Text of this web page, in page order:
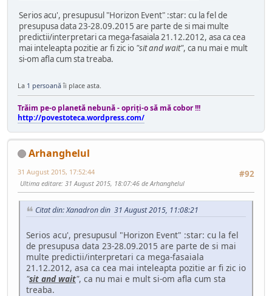
Serios acu', presupusul "Horizon Event" :star: cu la fel de
presupusa data 23-28.09.2015 are parte de si mai multe
predictii/interpretari ca mega-fasaiala 21.12.2012, asa ca cea
mai inteleapta pozitie ar fi zic io "sit and wait", ca nu mai e mult
si-om afla cum sta treaba.
La 1 persoanăîi place asta.
Trăim pe-o planetă nebună - opriţi-o să mă cobor !!!
http://povestoteca.wordpress.com/
Arhanghelul
#92
31 August 2015, 17:52:44
Ultima editare: 31 August 2015, 18:07:46 de Arhanghelul
Citat din: Xanadron din 31 August 2015, 11:08:21
Serios acu', presupusul "Horizon Event" :star: cu la fel
de presupusa data 23-28.09.2015 are parte de si mai
multe predictii/interpretari ca mega-fasaiala
21.12.2012, asa ca cea mai inteleapta pozitie ar fi zic io
"sit and wait", ca nu mai e mult si-om afla cum sta
treaba.